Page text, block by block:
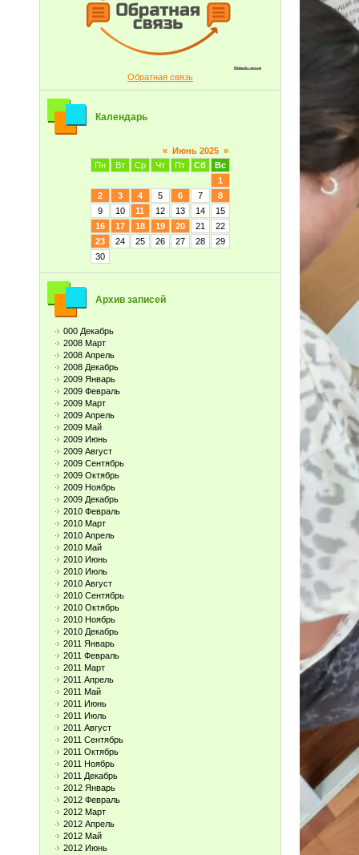
Обратная связь
Календарь
« Июнь 2025 »
Пн
Вт Ср Чт Пт Сб
Вс
1
2
3 4 5 6 7
8
9
10 11 12 13 14
15
16
17 18 19 20 21
22
23
24 25 26 27 28
29
30
Архив записей
000 Декабрь
2008 Март
2008 Апрель
2008 Декабрь
2009 Январь
2009 Февраль
2009 Март
2009 Апрель
2009 Май
2009 Июнь
2009 Август
2009 Сентябрь
2009 Октябрь
2009 Ноябрь
2009 Декабрь
2010 Февраль
2010 Март
2010 Апрель
2010 Май
2010 Июнь
2010 Июль
2010 Август
2010 Сентябрь
2010 Октябрь
2010 Ноябрь
2010 Декабрь
2011 Январь
2011 Февраль
2011 Март
2011 Апрель
2011 Май
2011 Июнь
2011 Июль
2011 Август
2011 Сентябрь
2011 Октябрь
2011 Ноябрь
2011 Декабрь
2012 Январь
2012 Февраль
2012 Март
2012 Апрель
2012 Май
2012 Июнь